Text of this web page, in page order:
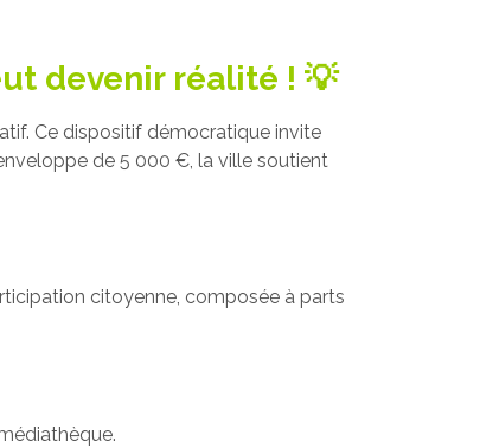
devenir réalité ! 💡
Ce dispositif démocratique invite
de 5 000 €, la ville soutient
citoyenne, composée à parts